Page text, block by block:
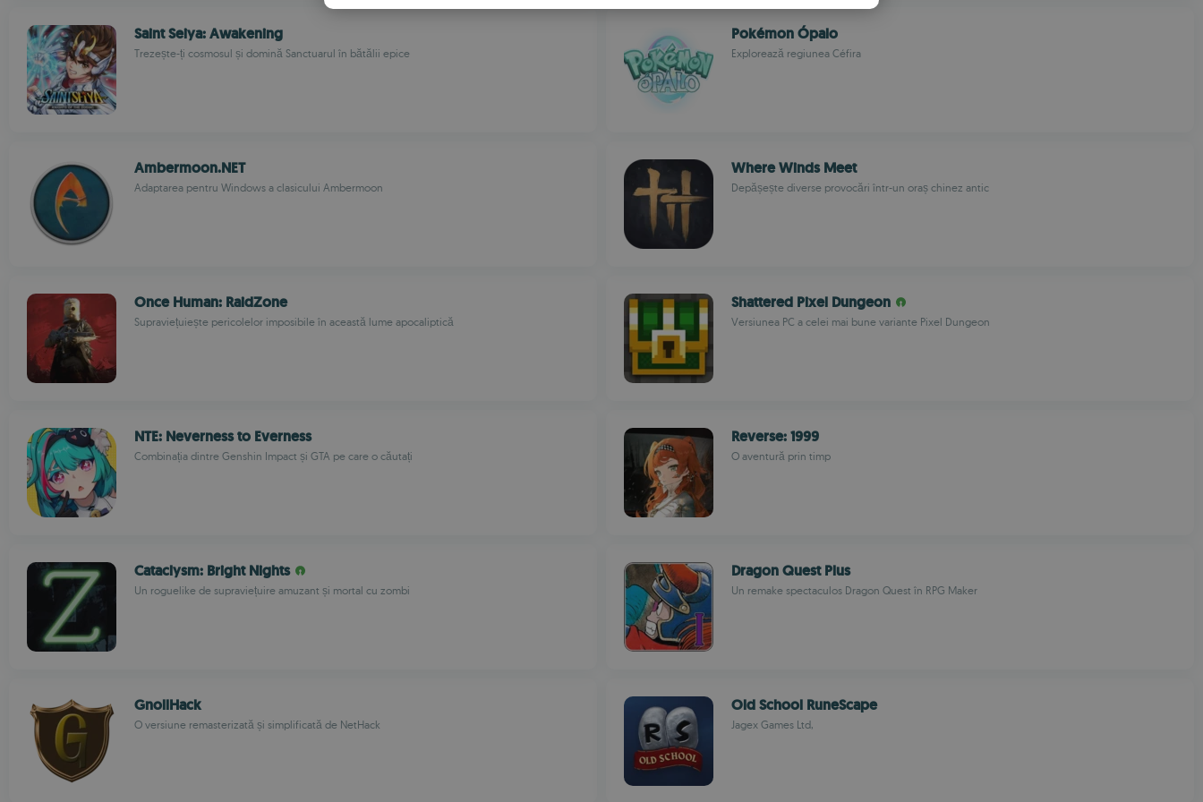
Saint Seiya: Awakening
Trezește-ți cosmosul și domină Sanctuarul în bătălii epice
Pokémon Ópalo
Explorează regiunea Céfira
Ambermoon.NET
Adaptarea pentru Windows a clasicului Ambermoon
Where Winds Meet
Depășește diverse provocări într-un oraș chinez antic
Once Human: RaidZone
Supraviețuiește pericolelor imposibile în această lume apocaliptică
Shattered Pixel Dungeon
Versiunea PC a celei mai bune variante Pixel Dungeon
NTE: Neverness to Everness
Combinația dintre Genshin Impact și GTA pe care o căutați
Reverse: 1999
O aventură prin timp
Cataclysm: Bright Nights
Un roguelike de supraviețuire amuzant și mortal cu zombi
Dragon Quest Plus
Un remake spectaculos Dragon Quest în RPG Maker
GnollHack
O versiune remasterizată și simplificată de NetHack
Old School RuneScape
Jagex Games Ltd,
SPANISH
ROMANIAN